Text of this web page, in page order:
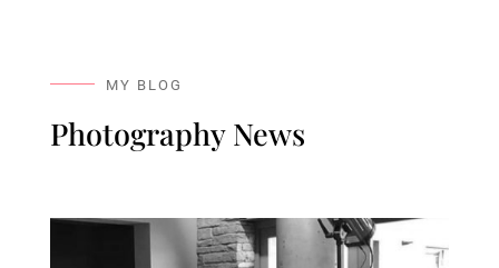
MY BLOG
Photography News